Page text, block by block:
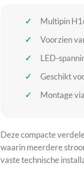
Multipin
Voorzien
LED-
Geschikt
Montage
Deze compacte
waarin meerdere
vaste technische